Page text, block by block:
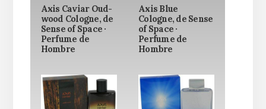
Axis Caviar Oud-
wood Cologne, de
Sense of Space ·
Perfume de
Hombre
Axis Blue
Cologne, de Sense
of Space ·
Perfume de
Hombre